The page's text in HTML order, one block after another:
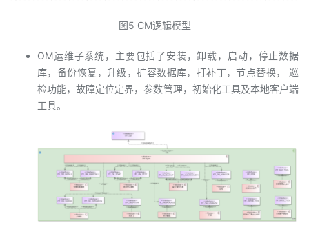
图5 CM逻辑模型
OM运维子系统，主要包括了安装，卸载，启动，停止数据
库，备份恢复，升级，扩容数据库，打补丁，节点替换， 巡
检功能，故障定位定界，参数管理，初始化工具及本地客户端
工具。